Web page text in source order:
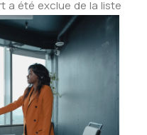
a été exclue de la liste